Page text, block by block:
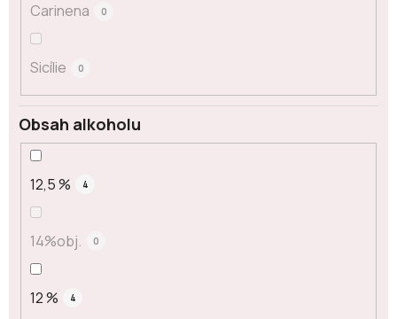
Carinena 0
Sicílie 0
Obsah alkoholu
12,5 % 4
14%obj. 0
12 % 4